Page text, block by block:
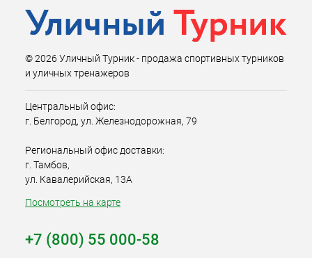
© 2026 Уличный Турник - продажа спортивных турников
и уличных тренажеров
Центральный офис:
г. Белгород, ул. Железнодорожная, 79
Региональный офис доставки:
г. Тамбов,
ул. Кавалерийская, 13А
Посмотреть на карте
+7 (800) 55 000-58